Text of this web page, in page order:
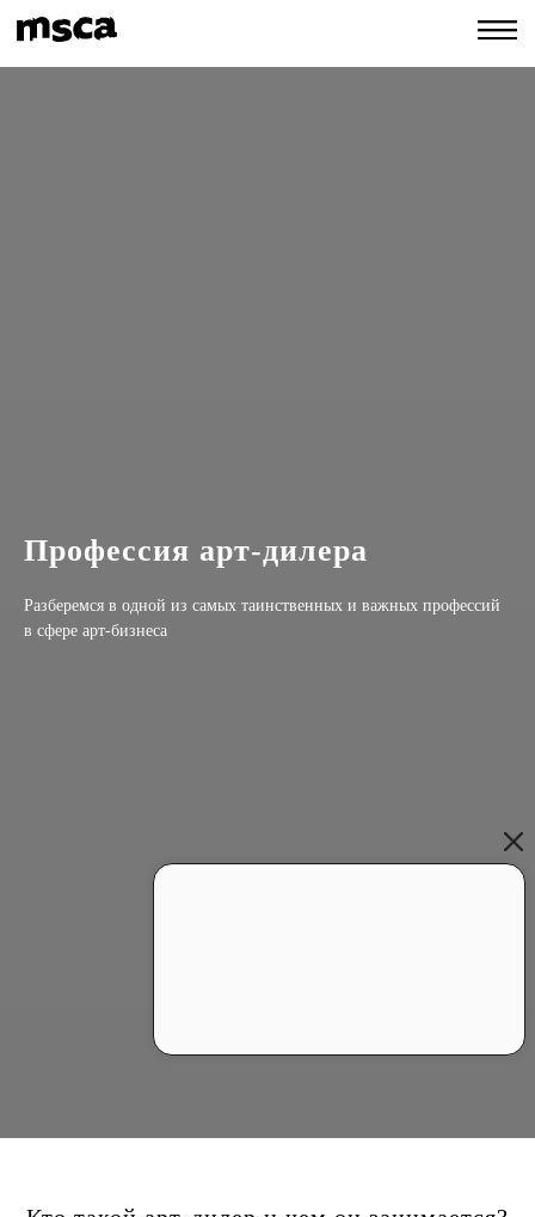
Профессия арт-дилера
Разберемся в одной из самых таинственных и важных профессий
в сфере арт-бизнеса